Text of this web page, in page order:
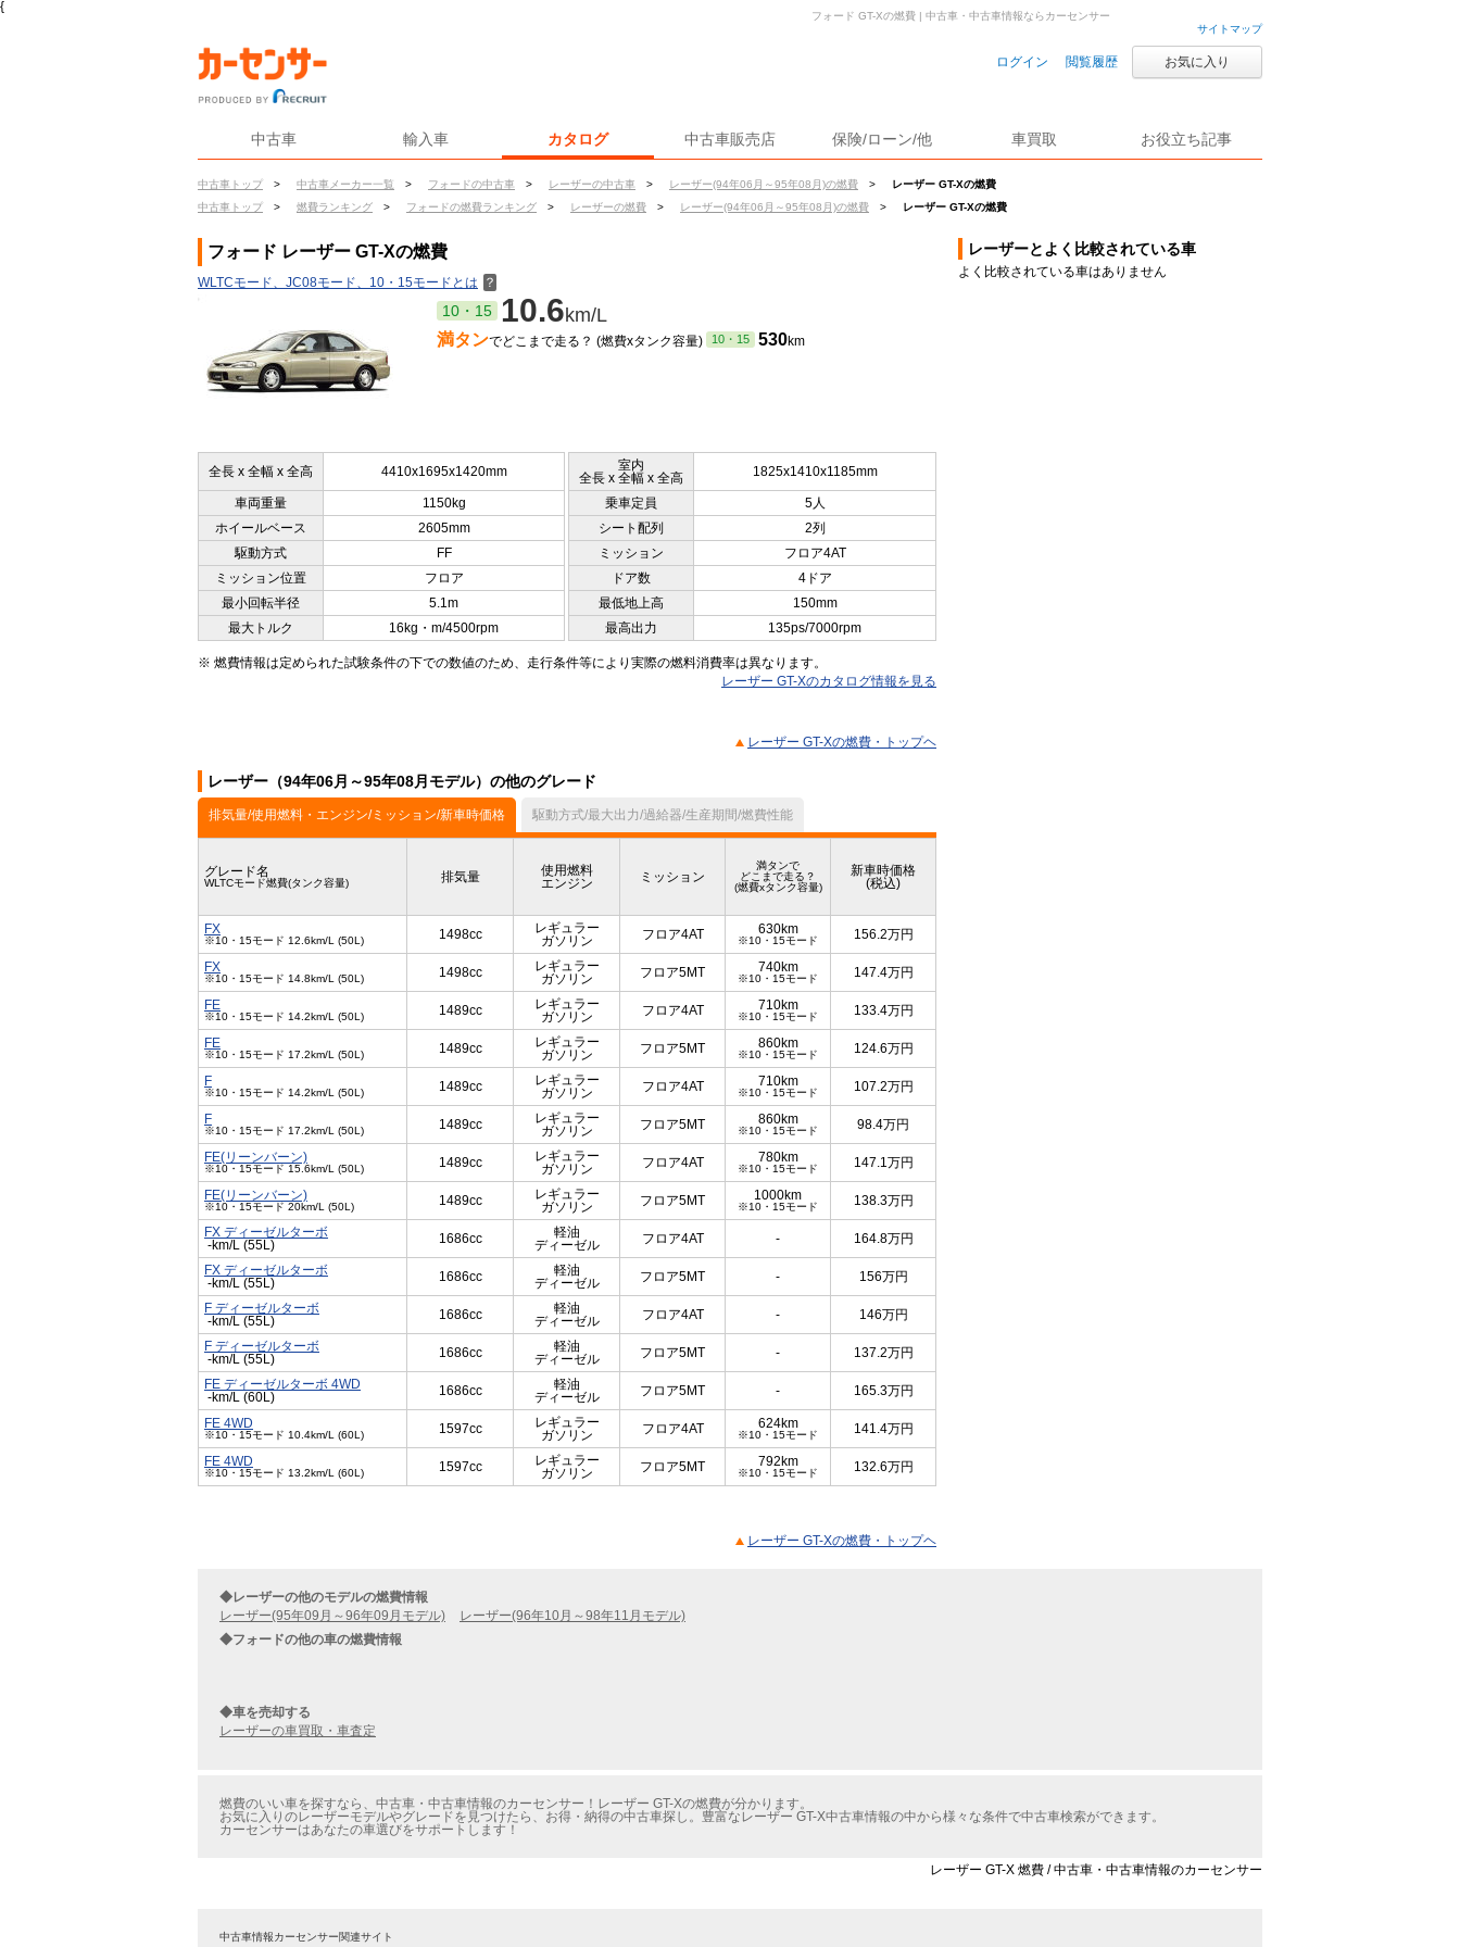
{
サイトマップ
ログイン 閲覧履歴 お気に入り
中古車 輸入車 カタログ 中古車販売店 保険/ローン/他 車買取 お役立ち記事
中古車トップ > 中古車メーカー一覧 > フォードの中古車 > レーザーの中古車 > レーザー(94年06月～95年08月)の燃費 >
レーザー GT-Xの燃費
中古車トップ
> 燃費ランキング > フォードの燃費ランキング > レーザーの燃費 > レーザー(94年06月～95年08月)の燃費 > レーザー GT-Xの燃費
フォード GT-Xの燃費 | 中古車・中古車情報ならカーセンサー
フォード レーザー GT-Xの燃費
WLTCモード、JC08モード、10・15モードとは ？
10・15 10.6km/L
満タンでどこまで走る？ (燃費xタンク容量) 10・15 530km
全長 x 全幅 x 全高 4410x1695x1420mm
室内
全長 x 全幅 x 全高
1825x1410x1185mm
車両重量 1150kg 乗車定員
5人
ホイールベース
2605mm シート配列
2列
駆動方式
FF ミッション
フロア4AT
ミッション位置
フロア ドア数
4ドア
最小回転半径
5.1m 最低地上高
150mm
最大トルク
16kg・m/4500rpm 最高出力 135ps/7000rpm
※ 燃費情報は定められた試験条件の下での数値のため、走行条件等により実際の燃料消費率は異なります。
レーザー GT-Xのカタログ情報を見る
レーザー GT-Xの燃費・トップヘ
レーザー（94年06月～95年08月モデル）の他のグレード
排気量/使用燃料・エンジン/ミッション/新車時価格 駆動方式/最大出力/過給器/生産期間/燃費性能
グレード名
WLTCモード燃費(タンク容量) 排気量
使用燃料
エンジン
ミッション
満タンで
どこまで走る？
(燃費xタンク容量)
新車時価格
(税込)
FX
※10・15モード 12.6km/L (50L) 1498cc
レギュラー
ガソリン
フロア4AT 630km
※10・15モード 156.2万円
FX
※10・15モード 14.8km/L (50L) 1498cc
レギュラー
ガソリン
フロア5MT 740km
※10・15モード 147.4万円
FE
※10・15モード 14.2km/L (50L) 1489cc
レギュラー
ガソリン
フロア4AT 710km
※10・15モード 133.4万円
FE
※10・15モード 17.2km/L (50L) 1489cc
レギュラー
ガソリン
フロア5MT 860km
※10・15モード 124.6万円
F
※10・15モード 14.2km/L (50L) 1489cc
レギュラー
ガソリン
フロア4AT 710km
※10・15モード 107.2万円
F
※10・15モード 17.2km/L (50L) 1489cc
レギュラー
ガソリン
フロア5MT 860km
※10・15モード 98.4万円
FE(リーンバーン)
※10・15モード 15.6km/L (50L) 1489cc
レギュラー
ガソリン
フロア4AT 780km
※10・15モード 147.1万円
FE(リーンバーン)
※10・15モード 20km/L (50L) 1489cc
レギュラー
ガソリン
フロア5MT 1000km
※10・15モード 138.3万円
FX ディーゼルターボ
-km/L (55L)
1686cc
軽油
ディーゼル
フロア4AT - 164.8万円
FX ディーゼルターボ
-km/L (55L)
1686cc
軽油
ディーゼル
フロア5MT - 156万円
F ディーゼルターボ
-km/L (55L)
1686cc
軽油
ディーゼル
フロア4AT - 146万円
F ディーゼルターボ
-km/L (55L)
1686cc
軽油
ディーゼル
フロア5MT - 137.2万円
FE ディーゼルターボ 4WD
-km/L (60L)
1686cc
軽油
ディーゼル
フロア5MT - 165.3万円
FE 4WD
※10・15モード 10.4km/L (60L) 1597cc
レギュラー
ガソリン
フロア4AT 624km
※10・15モード 141.4万円
FE 4WD
※10・15モード 13.2km/L (60L) 1597cc
レギュラー
ガソリン
フロア5MT 792km
※10・15モード 132.6万円
レーザー GT-Xの燃費・トップヘ
レーザーとよく比較されている車
よく比較されている車はありません
◆レーザーの他のモデルの燃費情報
レーザー(95年09月～96年09月モデル)
レーザー(96年10月～98年11月モデル)
◆フォードの他の車の燃費情報
◆車を売却する
レーザーの車買取・車査定
燃費のいい車を探すなら、中古車・中古車情報のカーセンサー！レーザー GT-Xの燃費が分かります。
お気に入りのレーザーモデルやグレードを見つけたら、お得・納得の中古車探し。豊富なレーザー GT-X中古車情報の中から様々な条件で中古車検索ができます。
カーセンサーはあなたの車選びをサポートします！
レーザー GT-X 燃費 / 中古車・中古車情報のカーセンサー
中古車情報カーセンサー関連サイト